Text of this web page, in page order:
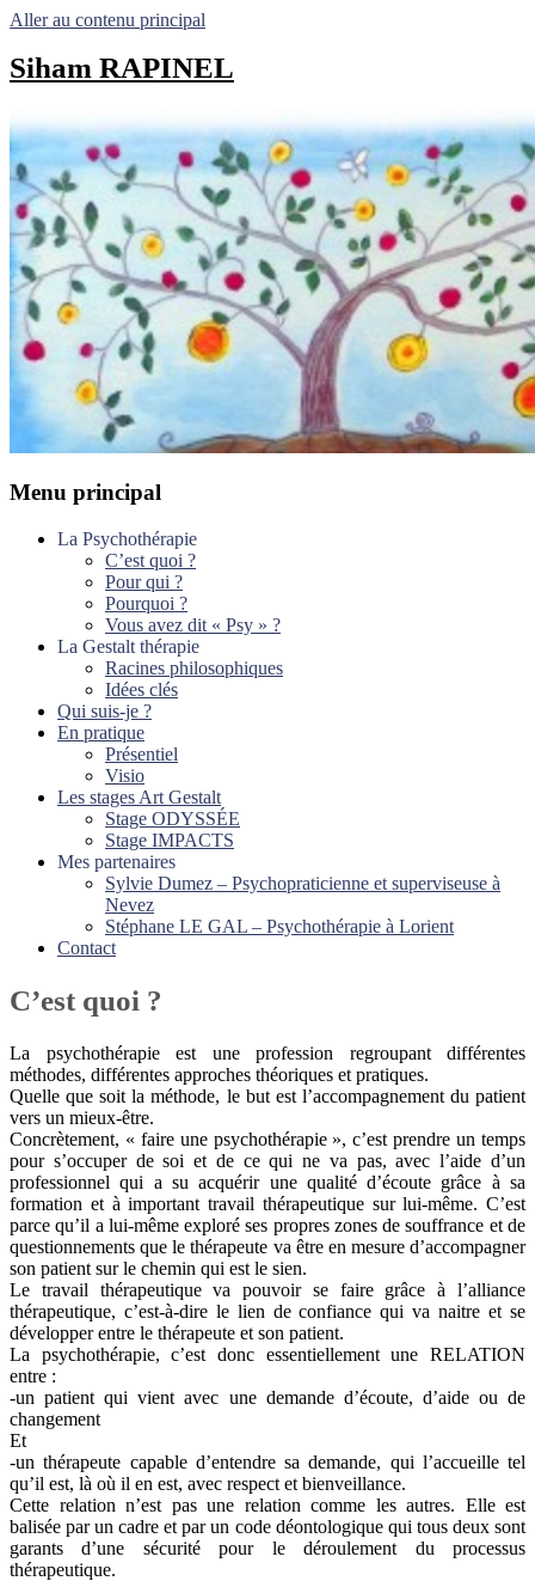
Aller au contenu principal
Siham RAPINEL
Menu principal
La Psychothérapie
C’est quoi ?
Pour qui ?
Pourquoi ?
Vous avez dit « Psy » ?
La Gestalt thérapie
Racines philosophiques
Idées clés
Qui suis-je ?
En pratique
Présentiel
Visio
Les stages Art Gestalt
Stage ODYSSÉE
Stage IMPACTS
Mes partenaires
Sylvie Dumez – Psychopraticienne et superviseuse à
Nevez
Stéphane LE GAL – Psychothérapie à Lorient
Contact
C’est quoi ?
La psychothérapie est une profession regroupant différentes
méthodes, différentes approches théoriques et pratiques.
Quelle que soit la méthode, le but est l’accompagnement du patient
vers un mieux-être.
Concrètement, « faire une psychothérapie », c’est prendre un temps
pour s’occuper de soi et de ce qui ne va pas, avec l’aide d’un
professionnel qui a su acquérir une qualité d’écoute grâce à sa
formation et à important travail thérapeutique sur lui-même. C’est
parce qu’il a lui-même exploré ses propres zones de souffrance et de
questionnements que le thérapeute va être en mesure d’accompagner
son patient sur le chemin qui est le sien.
Le travail thérapeutique va pouvoir se faire grâce à l’alliance
thérapeutique, c’est-à-dire le lien de confiance qui va naitre et se
développer entre le thérapeute et son patient.
La psychothérapie, c’est donc essentiellement une RELATION
entre :
-un patient qui vient avec une demande d’écoute, d’aide ou de
changement
Et
-un thérapeute capable d’entendre sa demande, qui l’accueille tel
qu’il est, là où il en est, avec respect et bienveillance.
Cette relation n’est pas une relation comme les autres. Elle est
balisée par un cadre et par un code déontologique qui tous deux sont
garants d’une sécurité pour le déroulement du processus
thérapeutique.